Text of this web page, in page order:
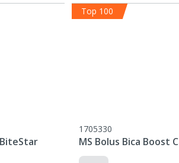
Top 100
1705330
MS Bolus Bica Boost